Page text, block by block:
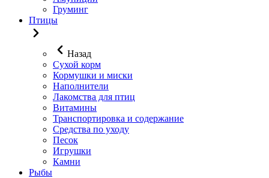
Груминг
Птицы
Назад
Сухой корм
Кормушки и миски
Наполнители
Лакомства для птиц
Витамины
Транспортировка и содержание
Средства по уходу
Песок
Игрушки
Камни
Рыбы